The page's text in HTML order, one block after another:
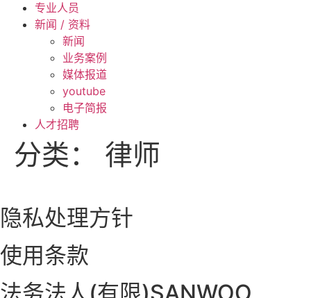
专业人员
新闻 / 资料
新闻
业务案例
媒体报道
youtube
电子简报
人才招聘
分类： 律师
隐私处理方针
使用条款